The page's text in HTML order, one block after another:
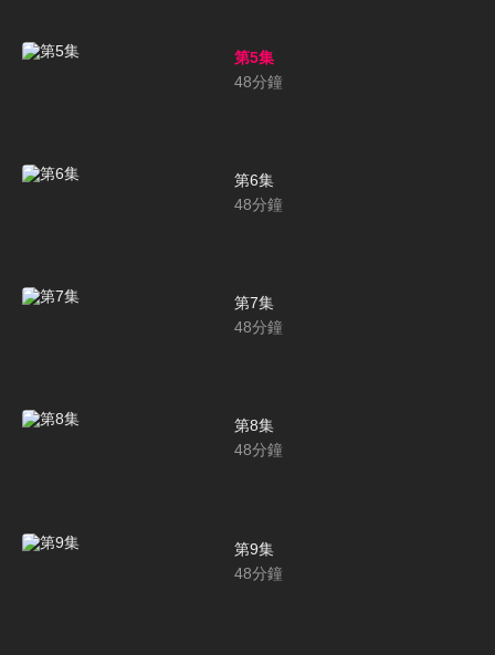
第5集
48分鐘
第6集
48分鐘
第7集
48分鐘
第8集
48分鐘
第9集
48分鐘